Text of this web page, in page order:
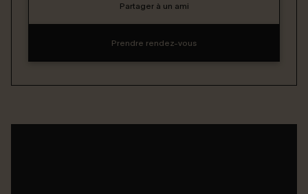
Partager à un ami
Prendre rendez-vous